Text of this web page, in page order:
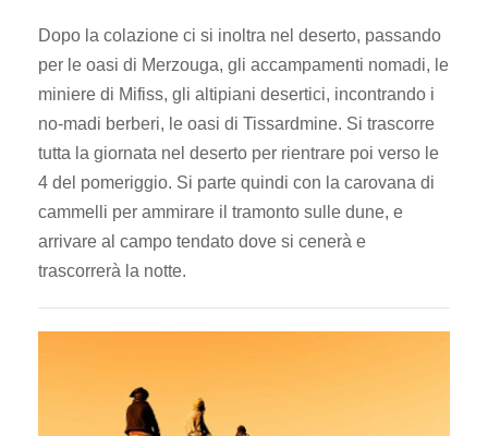
Dopo la colazione ci si inoltra nel deserto, passando
per le oasi di Merzouga, gli accampamenti nomadi, le
miniere di Mifiss, gli altipiani desertici, incontrando i
no-madi berberi, le oasi di Tissardmine. Si trascorre
tutta la giornata nel deserto per rientrare poi verso le
4 del pomeriggio. Si parte quindi con la carovana di
cammelli per ammirare il tramonto sulle dune, e
arrivare al campo tendato dove si cenerà e
trascorrerà la notte.